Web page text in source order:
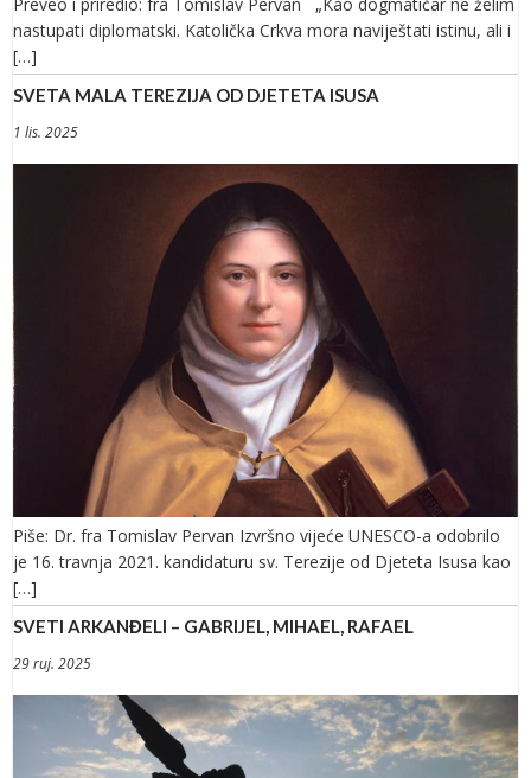
nastupati diplomatski. Katolička Crkva mora naviještati istinu, ali i
[…]
SVETA MALA TEREZIJA OD DJETETA ISUSA
1 lis. 2025
Piše: Dr. fra Tomislav Pervan Izvršno vijeće UNESCO-a odobrilo
je 16. travnja 2021. kandidaturu sv. Terezije od Djeteta Isusa kao
[…]
SVETI ARKANĐELI – GABRIJEL, MIHAEL, RAFAEL
29 ruj. 2025